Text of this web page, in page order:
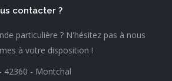
contacter ?
particulière ? N'hésitez pas à nous
à votre disposition !
42360 - Montchal